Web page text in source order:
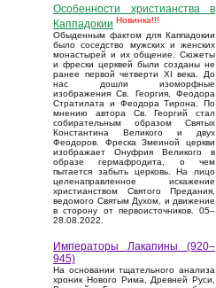
Особенности христианства в
Каппадокии Новинка!!!
Обыденным фактом для Каппадокии
было соседство мужских и женских
монастырей и их общение. Сюжеты
и фрески церквей были созданы не
ранее первой четверти XI века. До
нас дошли изоморфные
изображения Св. Георгия, Феодора
Стратилата и Феодора Тирона. По
мнению автора Св. Георгий стал
собирательным образом Святых
Константина Великого и двух
Феодоров. Фреска Змеиной церкви
изображает Онуфрия Великого в
образе гермафродита, о чем
пытается забыть церковь. На лицо
целенаправленное искажение
христианством Святого Предания,
ведомого Святым Духом, и движение
в сторону от первоисточников. 05–
28.08.2022.
Императоры Лакапины (920–
945)
На основании тщательного анализа
хроник Нового Рима, Древней Руси,